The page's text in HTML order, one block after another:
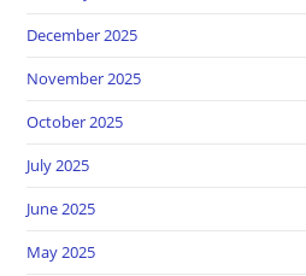
December 2025
November 2025
October 2025
July 2025
June 2025
May 2025